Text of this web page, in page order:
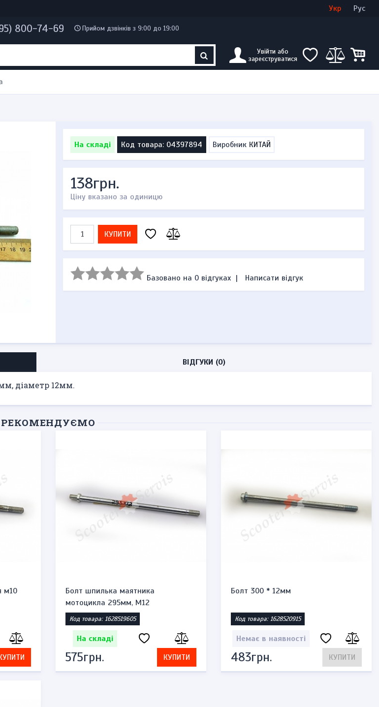
Укр Рус
800-74-69 Прийом дзвінків з 9:00 до 19:00
Увійти або
зареєструватися
На складі Код товара: 04397894 Виробник КИТАЙ
138грн.
Ціну вказано за одиницю
КУПИТИ
Базовано на 0 відгуках | Написати відгук
ВІДГУКИ (0)
діаметр 12мм.
РЕКОМЕНДУЄМО
м10
Болт шпилька маятника
мотоцикла 295мм, М12
Код товара: 1628519605
На складі
575грн. КУПИТИ
Болт 300 * 12мм
Код товара: 1628520915
Немає в наявності
483грн. КУПИТИ